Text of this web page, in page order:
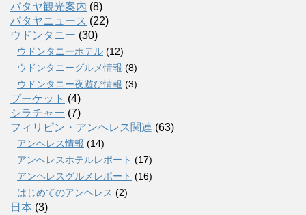
パタヤ観光案内 (8)
パタヤニュース (22)
ウドンタニー (30)
ウドンタニーホテル (12)
ウドンタニーグルメ情報 (8)
ウドンタニー夜遊び情報 (3)
プーケット (4)
シラチャー (7)
フィリピン・アンヘレス関連 (63)
アンヘレス情報 (14)
アンへレスホテルレポート (17)
アンヘレスグルメレポート (16)
はじめてのアンヘレス (2)
日本 (3)